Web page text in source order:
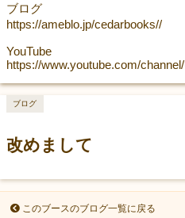
ブログ
https://ameblo.jp/cedarbooks//
YouTube
https://www.youtube.com/
改めまして
ブログ
このブースのブログ一覧に戻る